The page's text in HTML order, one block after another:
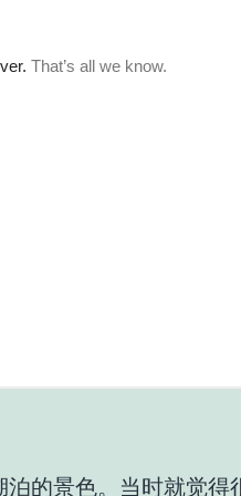
的景色。当时就觉得